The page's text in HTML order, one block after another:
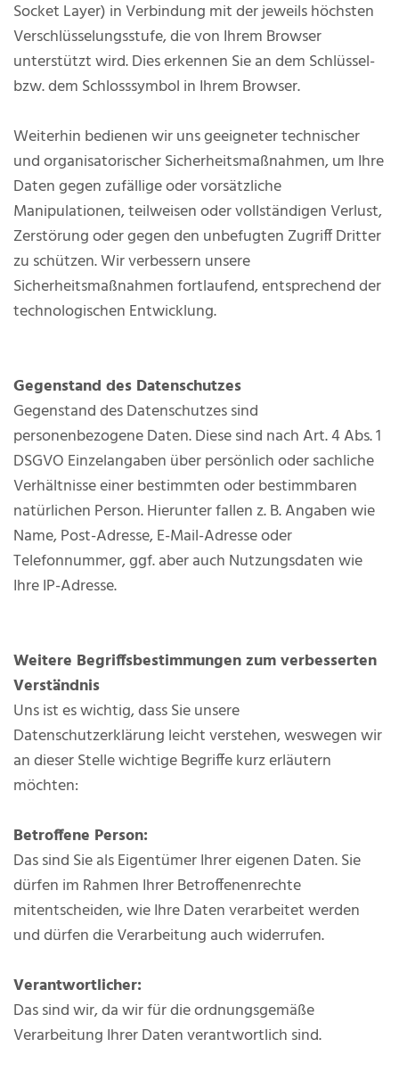
Socket Layer) in Verbindung mit der jeweils höchsten
Verschlüsselungsstufe, die von Ihrem Browser
unterstützt wird. Dies erkennen Sie an dem Schlüssel-
bzw. dem Schlosssymbol in Ihrem Browser.
Weiterhin bedienen wir uns geeigneter technischer
und organisatorischer Sicherheitsmaßnahmen, um Ihre
Daten gegen zufällige oder vorsätzliche
Manipulationen, teilweisen oder vollständigen Verlust,
Zerstörung oder gegen den unbefugten Zugriff Dritter
zu schützen. Wir verbessern unsere
Sicherheitsmaßnahmen fortlaufend, entsprechend der
technologischen Entwicklung.
Gegenstand des Datenschutzes
Gegenstand des Datenschutzes sind
personenbezogene Daten. Diese sind nach Art. 4 Abs. 1
DSGVO Einzelangaben über persönlich oder sachliche
Verhältnisse einer bestimmten oder bestimmbaren
natürlichen Person. Hierunter fallen z. B. Angaben wie
Name, Post-Adresse, E-Mail-Adresse oder
Telefonnummer, ggf. aber auch Nutzungsdaten wie
Ihre IP-Adresse.
Weitere Begriffsbestimmungen zum verbesserten
Verständnis
Uns ist es wichtig, dass Sie unsere
Datenschutzerklärung leicht verstehen, weswegen wir
an dieser Stelle wichtige Begriffe kurz erläutern
möchten:
Betroffene Person:
Das sind Sie als Eigentümer Ihrer eigenen Daten. Sie
dürfen im Rahmen Ihrer Betroffenenrechte
mitentscheiden, wie Ihre Daten verarbeitet werden
und dürfen die Verarbeitung auch widerrufen.
Verantwortlicher:
Das sind wir, da wir für die ordnungsgemäße
Verarbeitung Ihrer Daten verantwortlich sind.